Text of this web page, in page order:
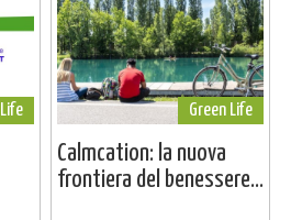
Green Life
Calmcation: la nuova
frontiera del benessere...